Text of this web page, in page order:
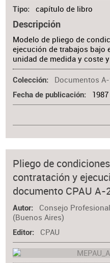
Tipo capítulo de libro
Descripción
Modelo de pliego de
ejecución de trabajos bajo
unidad de medida y coste
Colección Documentos
Fecha de publicación 1987
Pliego de
contratación y
documento CPAU A-
Autor
Consejo
(Buenos Aires)
Editor CPAU